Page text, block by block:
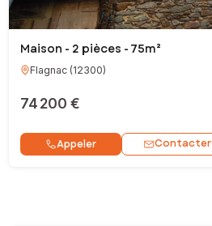
Maison - 2 pièces - 75m²
Flagnac(12300)
74 200 €
Appeler Contacter